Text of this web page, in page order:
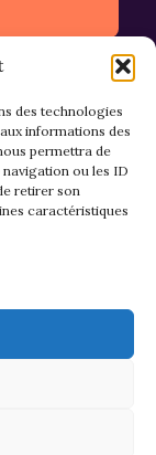
des technologies
informations des
permettra de
ou les ID
retirer son
caractéristiques
par